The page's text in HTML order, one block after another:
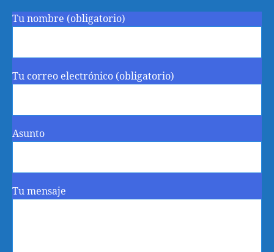
Tu nombre (obligatorio)
Tu correo electrónico (obligatorio)
Asunto
Tu mensaje